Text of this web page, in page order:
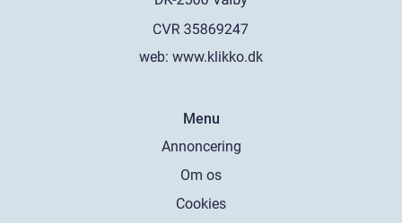
web: www.klikko.dk
Menu
Annoncering
Om os
Cookies